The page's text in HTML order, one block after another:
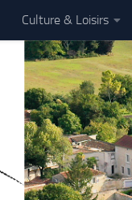
Culture & Loisirs